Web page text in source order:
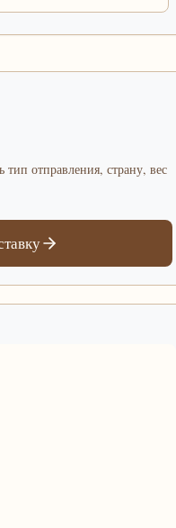
тип отправления, страну, вес